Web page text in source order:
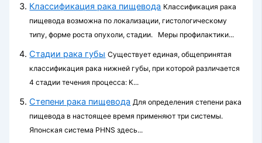
Классификация рака пищевода Классификация рака
пищевода возможна по локализации, гистологическому
типу, форме роста опухоли, стадии. Меры профилактики...
Стадии рака губы Существует единая, общепринятая
классификация рака нижней губы, при которой различается
4 стадии течения про­цесса: К...
Степени рака пищевода Для определения степени рака
пищевода в настоящее время применяют три системы.
Японская система PHNS здесь...